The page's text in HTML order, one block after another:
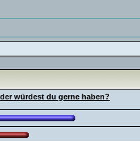
würdest du gerne haben?